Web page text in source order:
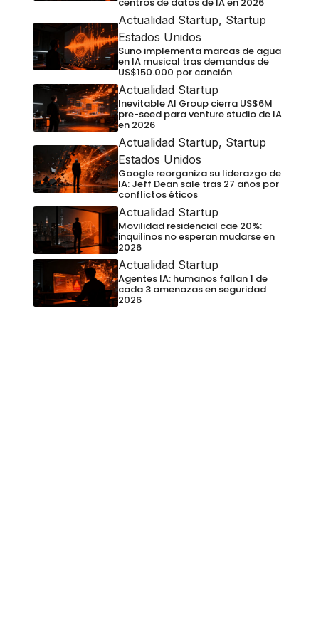
Actualidad Startup, Startup
Estados Unidos
Suno implementa marcas de agua
en IA musical tras demandas de
US$150.000 por canción
Actualidad Startup
Inevitable AI Group cierra US$6M
pre-seed para venture studio de IA
en 2026
Actualidad Startup, Startup
Estados Unidos
Google reorganiza su liderazgo de
IA: Jeff Dean sale tras 27 años por
conflictos éticos
Actualidad Startup
Movilidad residencial cae 20%:
inquilinos no esperan mudarse en
2026
Actualidad Startup
Agentes IA: humanos fallan 1 de
cada 3 amenazas en seguridad
2026